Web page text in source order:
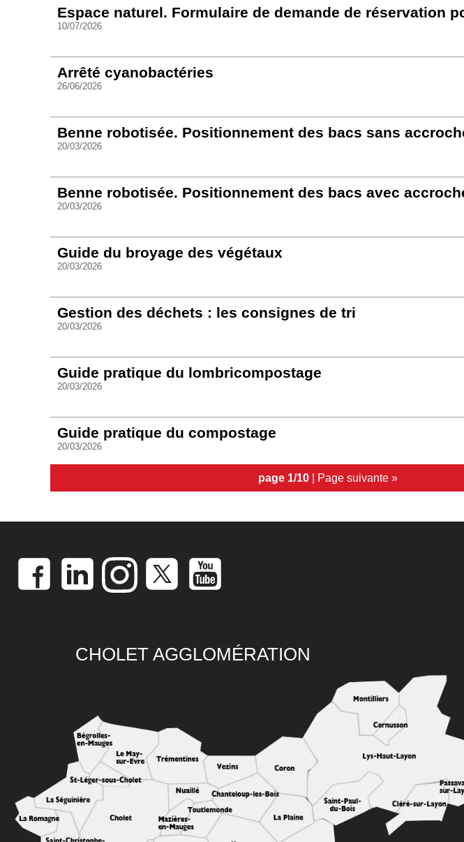
Espace naturel. Formulaire de demande de réservation
10/07/2026
Arrêté cyanobactéries
26/06/2026
Benne robotisée. Positionnement des bacs sans
20/03/2026
Benne robotisée. Positionnement des bacs avec
20/03/2026
Guide du broyage des végétaux
20/03/2026
Gestion des déchets : les consignes de tri
20/03/2026
Guide pratique du lombricompostage
20/03/2026
Guide pratique du compostage
20/03/2026
page 1/10| Page suivante »
CHOLET AGGLOMÉRATION